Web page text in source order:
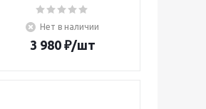
Нет в наличии
3 980₽/шт